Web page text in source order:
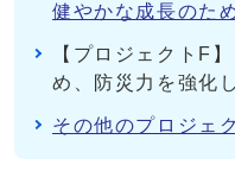
健やかな成長のた
【プロジェクトF
め、防災力を強化
その他のプロジェ